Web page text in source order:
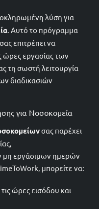
λύση για
. Αυτό το πρόγραμμα
σας επιτρέπει να
ώρες εργασίας των
τη σωστή λειτουργία
διαδικασιών
για Νοσοκομεία
σας παρέχει
μη εργάσιμων ημερών
μπορείτε να:
ώρες εισόδου και